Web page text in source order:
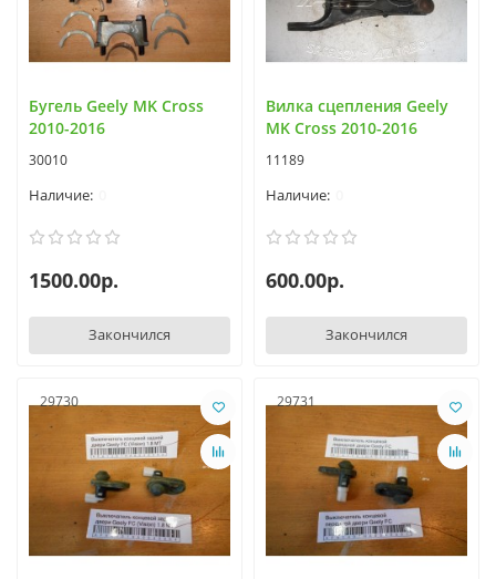
Бугель Geely MK Cross
2010-2016
30010
1500.00р.
Закончился
Вилка сцепления Geely
MK Cross 2010-2016
11189
600.00р.
Закончился
29730 29731